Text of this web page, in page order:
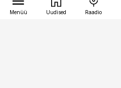
Menüü Uudised Raadio